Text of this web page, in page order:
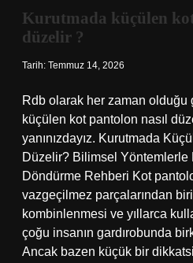
?
Kurutmada küçülen
düzelir ?
Tarih: Temmuz 14, 2026
Rdb olarak her zaman olduğu
küçülen kot pantolon nasıl
yanınızdayız. Kurutmada
Düzelir? Bilimsel Yöntemlerle
Döndürme Rehberi Kot
vazgeçilmez parçalarından
kombinlenmesi ve yıllarca
çoğu insanın gardırobunda
Ancak bazen küçük bir